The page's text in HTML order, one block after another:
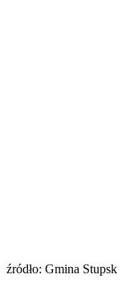
źródło: Gmina Stupsk